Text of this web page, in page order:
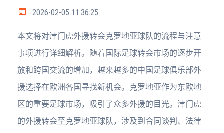
2026-02-05 11:36:25
本文将对津门虎外援转会克罗地亚球队的流程与注意
事项进行详细解析。随着国际足球转会市场的逐步开
放和跨国交流的增加，越来越多的中国足球俱乐部外
援选择在欧洲各国寻找新机会。克罗地亚作为东欧地
区的重要足球市场，吸引了众多外援的目光。津门虎
的外援转会至克罗地亚球队，涉及到合同谈判、法律